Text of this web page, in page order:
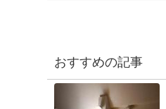
おすすめの記事